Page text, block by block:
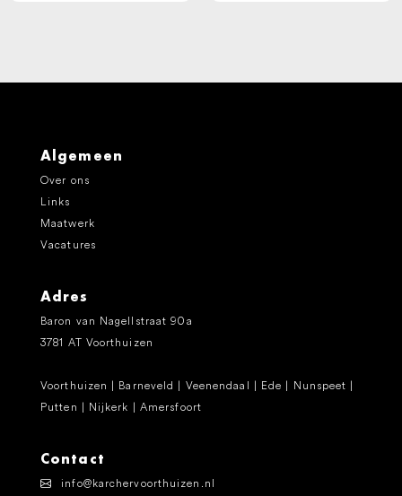
Algemeen
Over ons
Links
Maatwerk
Vacatures
Adres
Baron van Nagellstraat 90a
3781 AT Voorthuizen
Voorthuizen | Barneveld | Veenendaal | Ede | Nunspeet |
Putten | Nijkerk | Amersfoort
Contact
info@karchervoorthuizen.nl